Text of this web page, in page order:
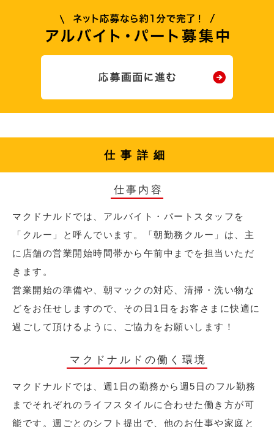
仕事詳細
仕事内容
マクドナルドでは、アルバイト・パートスタッフを
「クルー」と呼んでいます。「朝勤務クルー」は、主
に店舗の営業開始時間帯から午前中までを担当いただ
きます。
営業開始の準備や、朝マックの対応、清掃・洗い物な
どをお任せしますので、その日1日をお客さまに快適に
過ごして頂けるように、ご協力をお願いします！
マクドナルドの働く環境
マクドナルドでは、週1日の勤務から週5日のフル勤務
までそれぞれのライフスタイルに合わせた働き方が可
能です。週ごとのシフト提出で、他のお仕事や家庭と